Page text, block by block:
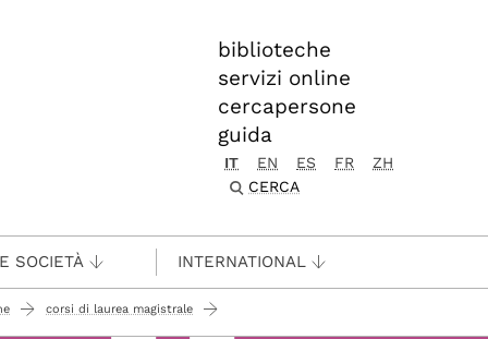
biblioteche
servizi online
cercapersone
guida
IT EN ES FR
ZH
CERCA
SOCIETÀ INTERNATIONAL
corsi di laurea magistrale